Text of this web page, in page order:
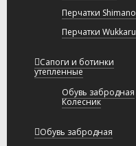
Перчатки Shimano
Перчатки Wukkaru
Сапоги и ботинки
утепленные
Обувь забродная
Колесник
Обувь забродная